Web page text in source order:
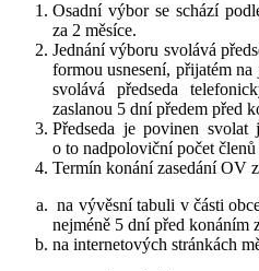
Osadní výbor se schází
za 2 měsíce.
Jednání výboru svolává
formou usnesení, přijatém
svolává předseda
zaslanou 5 dní předem před
Předseda je povinen
o to nadpoloviční počet
Termín konání zasedání OV
na vývěsní tabuli v části
nejméně 5 dní před konáním
na internetových stránkách